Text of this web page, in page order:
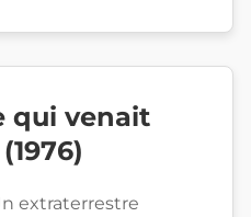
qui venait
extraterrestre